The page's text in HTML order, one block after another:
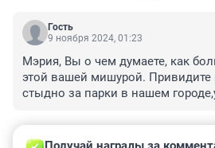
Гость
9 ноября 2024, 01:23
Мэрия, Вы о чем думаете, как
этой вашей мишурой. Привидите
стыдно за парки в нашем
устраивает. Соседние города
Тюмень чистые ухоженные